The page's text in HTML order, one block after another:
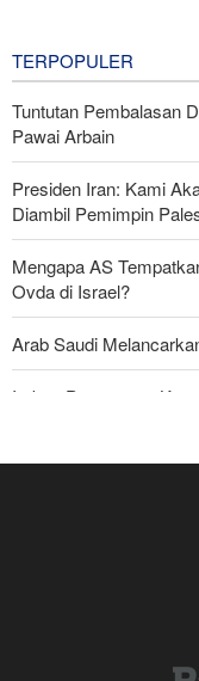
TERPOPULER
Tuntutan Pembalasan
Pawai Arbain
Presiden Iran: Kami
Diambil Pemimpin
Mengapa AS
Ovda di Israel?
Arab Saudi
Imbas Pernyataan
Militer Yaman Serang
Tiga Tujuan AS di